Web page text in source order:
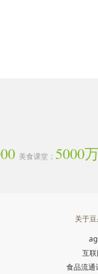
美食课堂； 5000
关于
互
食品流